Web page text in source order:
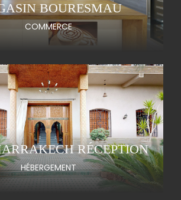
BOURESMAU
COMMERCE
RÉCEPTION
HÉBERGEMENT